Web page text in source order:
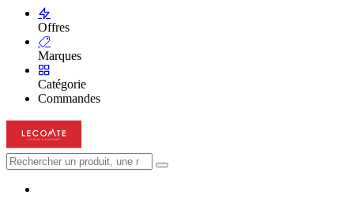
Offres
Marques
Catégorie
Commandes